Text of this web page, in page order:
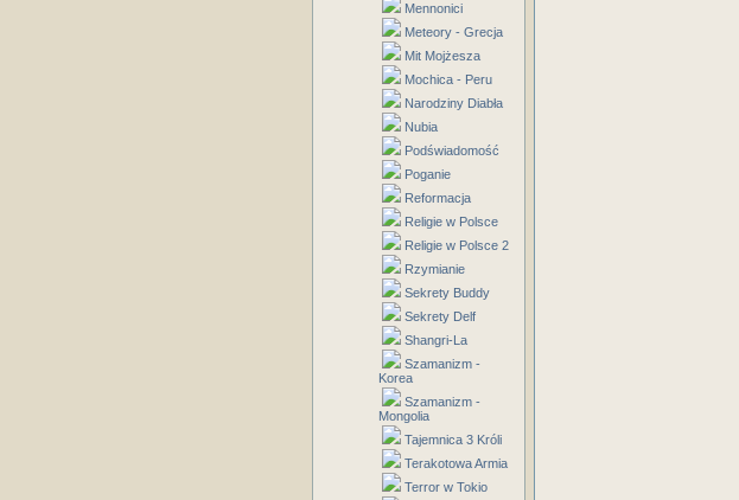
Mennonici
Meteory - Grecja
Mit Mojżesza
Mochica - Peru
Narodziny Diabła
Nubia
Podświadomość
Poganie
Reformacja
Religie w Polsce
Religie w Polsce 2
Rzymianie
Sekrety Buddy
Sekrety Delf
Shangri-La
Szamanizm -
Korea
Szamanizm -
Mongolia
Tajemnica 3 Króli
Terakotowa Armia
Terror w Tokio